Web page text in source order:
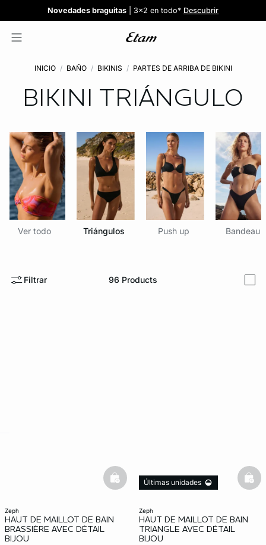
REBAJAS¡Ahora 3x2 en TODO*!Comprar
Confort invisible: Sujetadores desde 19,99€Descubrir
¡Nuevos modelos!: 5 braguitas por 35€Ver todas
Novedades braguitas | 3x2 en todo* Descubrir
INICIO BAÑO BIKINIS PARTES DE ARRIBA DE BIKINI
BIKINI TRIÁNGULO
Ver todo Triángulos Push up Bandeau
Filtrar 96 Products
zeph
HAUT DE MAILLOT DE BAIN
BRASSIÈRE AVEC DÉTAIL
BIJOU
basketfull
zeph
HAUT DE MAILLOT DE BAIN
TRIANGLE AVEC DÉTAIL
BIJOU
Últimas unidades